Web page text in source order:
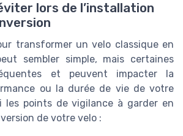
lors de l’installation
transformer un velo classique en
sembler simple, mais certaines
et peuvent impacter la
ou la durée de vie de votre
les points de vigilance à garder en
de votre velo :